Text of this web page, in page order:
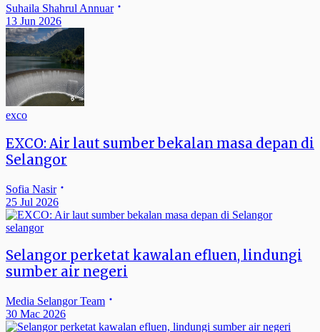
Suhaila Shahrul Annuar
13 Jun 2026
exco
EXCO: Air laut sumber bekalan masa depan di
Selangor
Sofia Nasir
25 Jul 2026
selangor
Selangor perketat kawalan efluen, lindungi
sumber air negeri
Media Selangor Team
30 Mac 2026